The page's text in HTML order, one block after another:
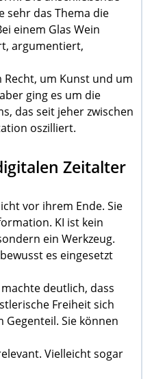
sehr das Thema die
einem Glas Wein
argumentiert,
Recht, um Kunst und um
ging es um die
das seit jeher zwischen
oszilliert.
Zeitalter
vor ihrem Ende. Sie
KI ist kein
ein Werkzeug.
es eingesetzt
deutlich, dass
Freiheit sich
Gegenteil. Sie können
Vielleicht sogar